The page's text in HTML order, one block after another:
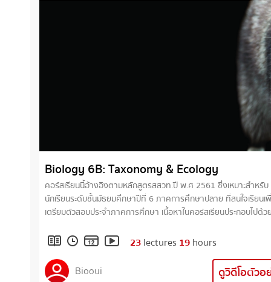
Biology 6B: Taxonomy & Ecology
คอร์สเรียนนี้อ้างอิงตามหลักสูตรสสวท.ปี พ.ศ 2561 ซึ่งเหมาะสำหรับ
นักเรียนระดับชั้นมัธยมศึกษาปีที่ 6 ภาคการศึกษาปลาย ที่สนใจเรียนเ
เตรียมตัวสอบประจำภาคการศึกษา เนื้อหาในคอร์สเรียนประกอบไปด้วยเรื่อง
และทรัพยากรธรรมชาติ
23lectures 19hours
Biooui
ดูวิดีโอตัวอ